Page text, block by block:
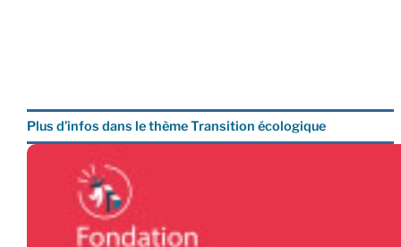
Plus d’infos dans le thème Transition écologique